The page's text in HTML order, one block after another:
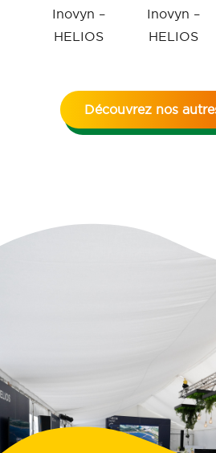
Inovyn –
HELIOS
Inovyn –
HELIOS
Découvrez nos